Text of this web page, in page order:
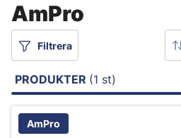
AmPro
Filtrera
PRODUKTER (1 st)
AmPro